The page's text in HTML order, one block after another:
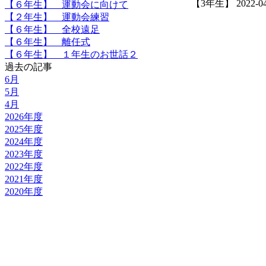
【６年生】 運動会に向けて
【２年生】 運動会練習
【６年生】 全校遠足
【６年生】 離任式
【６年生】 １年生のお世話２
過去の記事
6月
5月
4月
2026年度
2025年度
2024年度
2023年度
2022年度
2021年度
2020年度
【3年生】 2022-